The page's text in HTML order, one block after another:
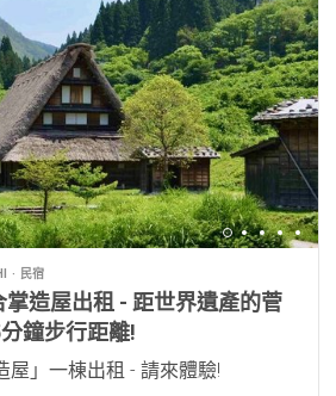
民宿
造屋出租 - 距世界遺產的菅
鐘步行距離!
屋」一棟出租 - 請來體驗!